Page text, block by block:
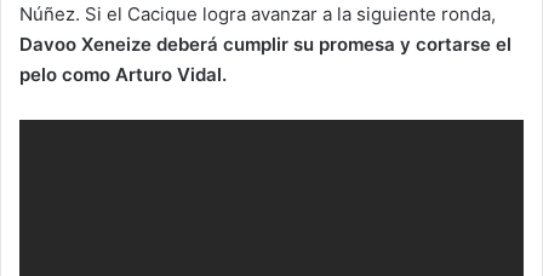
Núñez. Si el Cacique logra avanzar a la siguiente ronda,
Davoo Xeneize deberá cumplir su promesa y cortarse el
pelo como Arturo Vidal.